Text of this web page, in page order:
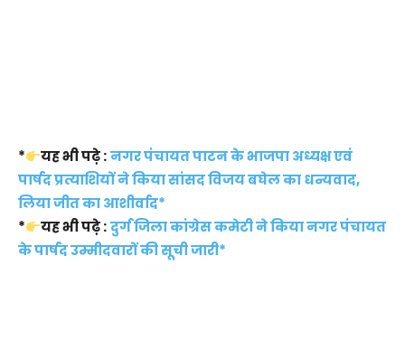
* यह भी पढ़े :नगर पंचायत पाटन के भाजपा अध्यक्ष एवं
पार्षद प्रत्याशियों ने किया सांसद विजय बघेल का धन्यवाद,
लिया जीत का आशीर्वाद*
*
यह भी पढ़े :दुर्ग जिला कांग्रेस कमेटी ने किया नगर पंचायत
के पार्षद उम्मीदवारों की सूची जारी*